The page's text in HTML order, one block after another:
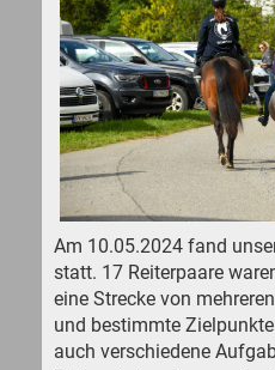
Am 10.05.2024 fand
statt. 17 Reiterpaare
eine Strecke von
und bestimmte
auch verschiedene